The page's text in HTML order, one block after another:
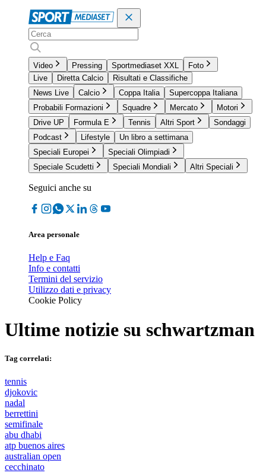
Video Pressing Sportmediaset XXL
Foto
Live
Diretta Calcio
Risultati e Classifiche
News Live
Calcio Coppa Italia
Supercoppa Italiana
Probabili Formazioni
Squadre Mercato
Motori
Drive UP
Formula E Tennis Altri Sport
Sondaggi
Podcast
Lifestyle
Un libro a settimana
Speciali Europei
Speciali Olimpiadi
Speciale Scudetti
Speciali Mondiali Altri Speciali
Seguici anche su
Area personale
Help e Faq
Info e contatti
Termini del servizio
Utilizzo dati e privacy
Cookie Policy
Ultime notizie su schwartzman
Tag correlati:
tennis
djokovic
nadal
berrettini
semifinale
abu dhabi
atp buenos aires
australian open
cecchinato